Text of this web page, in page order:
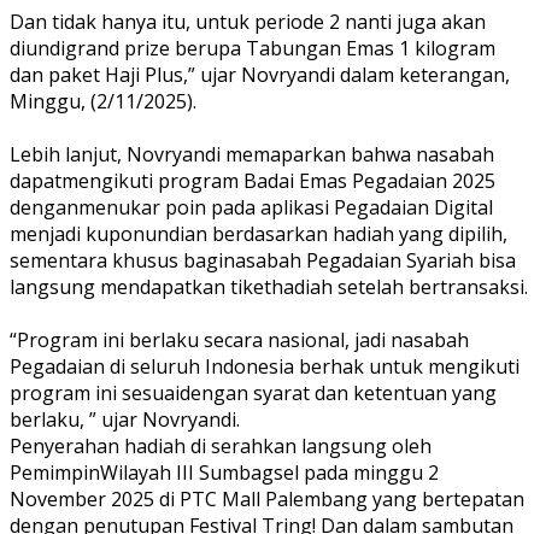
Dan tidak hanya itu, untuk periode 2 nanti juga akan
diundigrand prize berupa Tabungan Emas 1 kilogram
dan paket Haji Plus,” ujar Novryandi dalam keterangan,
Minggu, (2/11/2025).
Lebih lanjut, Novryandi memaparkan bahwa nasabah
dapatmengikuti program Badai Emas Pegadaian 2025
denganmenukar poin pada aplikasi Pegadaian Digital
menjadi kuponundian berdasarkan hadiah yangdipilih,
sementara khusus baginasabah Pegadaian Syariah bisa
langsung mendapatkan tikethadiah setelah bertransaksi.
“Program ini berlaku secara nasional, jadi nasabah
Pegadaian di seluruh Indonesia berhak untuk mengikuti
program ini sesuaidengan syaratdan ketentuan yang
berlaku, ” ujar Novryandi.
Penyerahan hadiah di serahkan langsungoleh
PemimpinWilayah III Sumbagsel pada minggu 2
November 2025 di PTC Mall Palembang yang bertepatan
dengan penutupan Festival Tring! Dan dalam sambutan